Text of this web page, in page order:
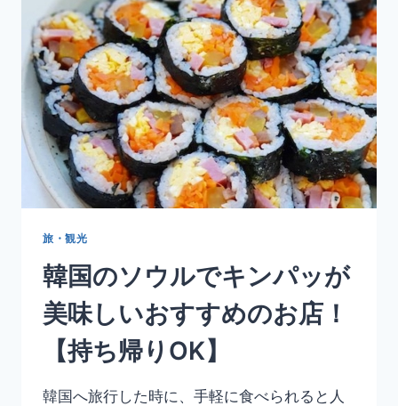
女
子
旅！
一
泊
二
日
の
最
強
ル
発
表！
旅・観光
韓国のソウルでキンパッが
美味しいおすすめのお店！
【持ち帰りOK】
韓国へ旅行した時に、手軽に食べられると人